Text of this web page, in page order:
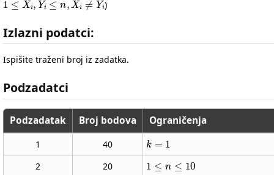
)
Izlazni podatci:
Ispišite traženi broj iz zadatka.
Podzadatci
Podzadatak Broj bodova Ograničenja
1 40
k=1
2 20
1≤n≤10